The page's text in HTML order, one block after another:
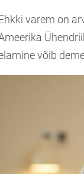
varem on
võib